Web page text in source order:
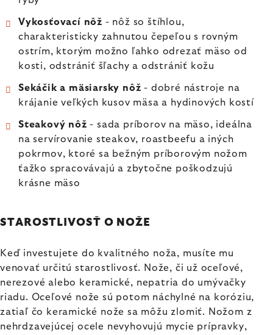
Vykosťovací nôž - nôž so štíhlou,
charakteristicky zahnutou čepeľou s rovným
ostrím, ktorým možno ľahko odrezať mäso od
kosti, odstrániť šľachy a odstrániť kožu
Sekáčik a mäsiarsky nôž - dobré nástroje na
krájanie veľkých kusov mäsa a hydinových kostí
Steakový nôž - sada príborov na mäso, ideálna
na servírovanie steakov, roastbeefu a iných
pokrmov, ktoré sa bežným príborovým nožom
ťažko spracovávajú a zbytočne poškodzujú
krásne mäso
STAROSTLIVOSŤ O NOŽE
Keď investujete do kvalitného noža, musíte mu
venovať určitú starostlivosť. Nože, či už oceľové,
nerezové alebo keramické, nepatria do umývačky
riadu. Oceľové nože sú potom náchylné na koróziu,
zatiaľ čo keramické nože sa môžu zlomiť. Nožom z
nehrdzavejúcej ocele nevyhovujú mycie prípravky,